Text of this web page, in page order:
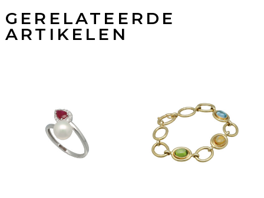
GERELATEERDE
ARTIKELEN